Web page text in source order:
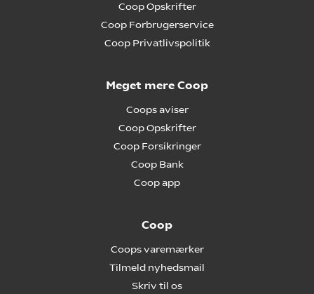
Coop Opskrifter
Coop Forbrugerservice
Coop Privatlivspolitik
Meget mere Coop
Coops aviser
Coop Opskrifter
Coop Forsikringer
Coop Bank
Coop app
Coop
Coops varemærker
Tilmeld nyhedsmail
Skriv til os